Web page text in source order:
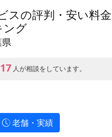
スの評判・安い料金
ング
人が相談をしています。
老舗・実績